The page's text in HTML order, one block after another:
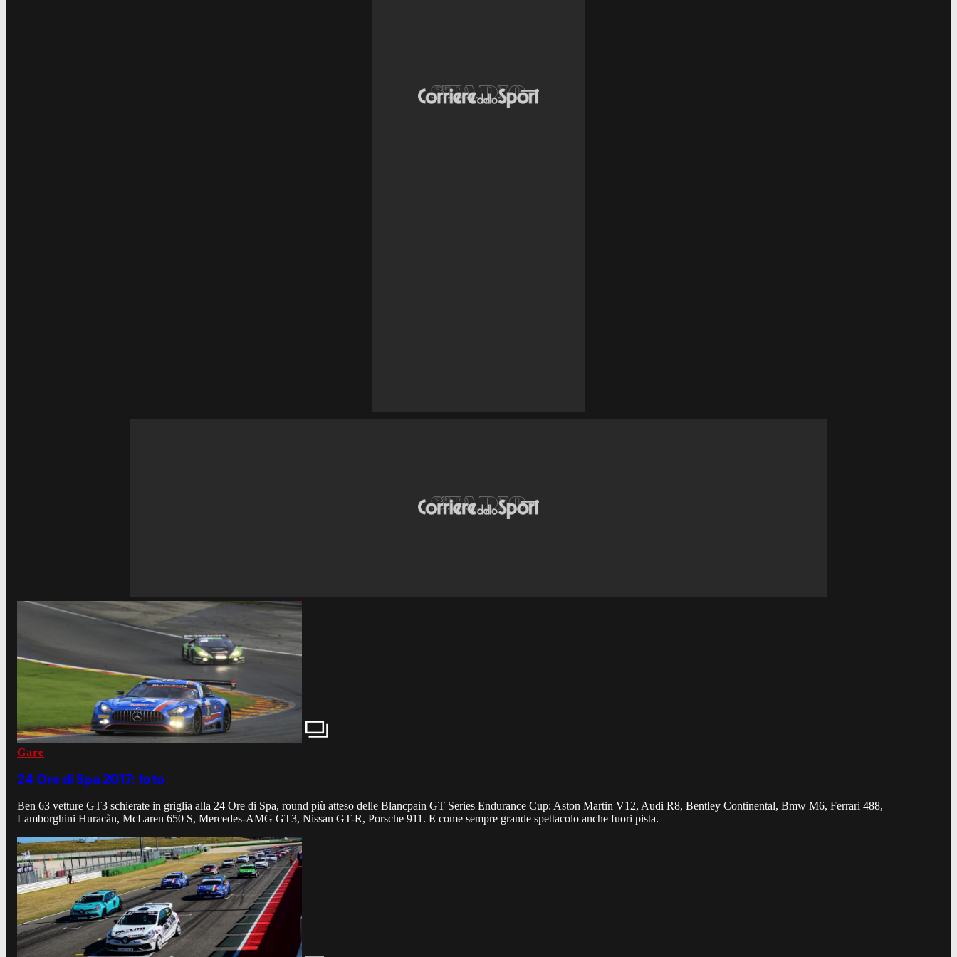
Gare
24 Ore di Spa 2017: foto
Ben 63 vetture GT3 schierate in griglia alla 24 Ore di Spa, round più atteso delle Blancpain GT Series Endurance Cup: Aston Martin V12, Audi R8, Bentley Continental, Bmw M6, Ferrari 488,
Lamborghini Huracàn, McLaren 650 S, Mercedes-AMG GT3, Nissan GT-R, Porsche 911. E come sempre grande spettacolo anche fuori pista.